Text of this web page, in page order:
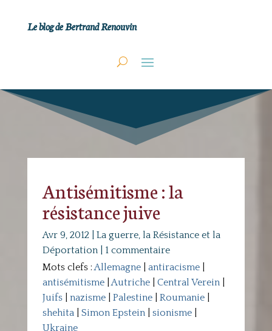
Le blog de Bertrand Renouvin
Antisémitisme : la
résistance juive
Avr 9, 2012| La guerre, la Résistance et la
Déportation| 1 commentaire
Mots clefs :Allemagne| antiracisme|
antisémitisme|Autriche| Central Verein|
Juifs| nazisme| Palestine| Roumanie|
shehita| Simon Epstein| sionisme|
Ukraine